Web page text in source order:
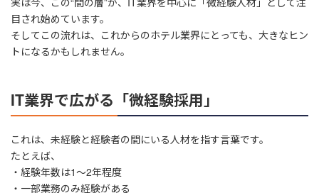
目され始めています。
そしてこの流れは、これからのホテル業界にとっても、大きなヒン
トになるかもしれません。
IT業界で広がる「微経験採用」
これは、未経験と経験者の間にいる人材を指す言葉です。
たとえば、
・経験年数は1〜2年程度
・一部業務のみ経験がある